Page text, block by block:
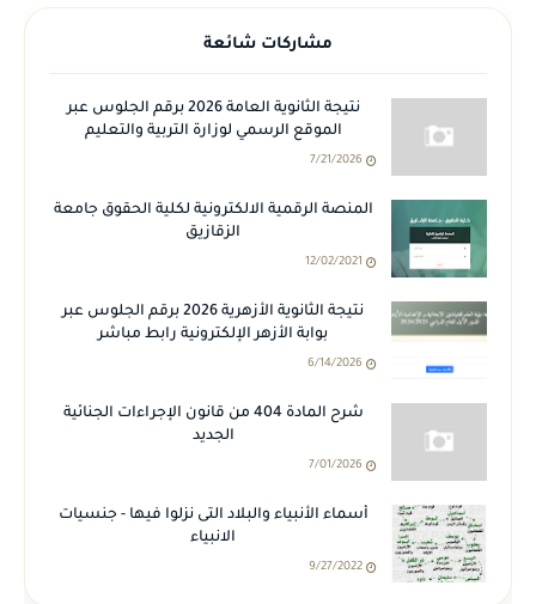
مشاركات شائعة
نتيجة الثانوية العامة 2026 برقم الجلوس عبر
الموقع الرسمي لوزارة التربية والتعليم
7/21/2026
المنصة الرقمية الالكترونية لكلية الحقوق جامعة
الزقازيق
12/02/2021
نتيجة الثانوية الأزهرية 2026 برقم الجلوس عبر
بوابة الأزهر الإلكترونية رابط مباشر
6/14/2026
شرح المادة 404 من قانون الإجراءات الجنائية
الجديد
7/01/2026
أسماء الأنبياء والبلاد التى نزلوا فيها - جنسيات
الانبياء
9/27/2022